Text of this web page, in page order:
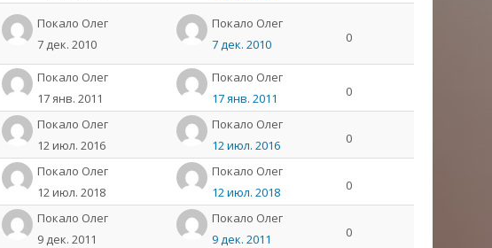
Пoкaлo Олeг
7 дек. 2010
Пoкaлo Олeг
7 дек. 2010
0
Пoкaлo Олeг
17 янв. 2011
Пoкaлo Олeг
17 янв. 2011
0
Пoкaлo Олeг
12 июл. 2016
Пoкaлo Олeг
12 июл. 2016
0
Пoкaлo Олeг
12 июл. 2018
Пoкaлo Олeг
12 июл. 2018
0
Пoкaлo Олeг
9 дек. 2011
Пoкaлo Олeг
9 дек. 2011
0